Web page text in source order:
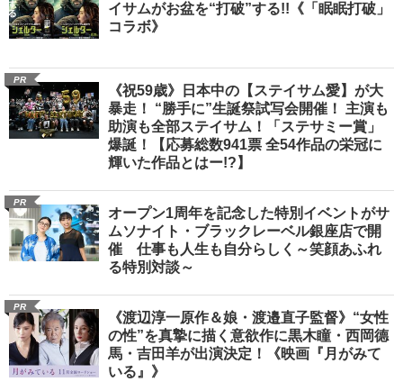
イサムがお盆を“打破”する!!《「眠眠打破」
コラボ》
PR
《祝59歳》日本中の【ステイサム愛】が大
暴走！ “勝手に”生誕祭試写会開催！ 主演も
助演も全部ステイサム！「ステサミー賞」
爆誕！【応募総数941票 全54作品の栄冠に
輝いた作品とはー!?】
PR
オープン1周年を記念した特別イベントがサ
ムソナイト・ブラックレーベル銀座店で開
催 仕事も人生も自分らしく～笑顔あふれ
る特別対談～
PR
《渡辺淳一原作＆娘・渡邉直子監督》“女性
の性”を真摯に描く意欲作に黒木瞳・西岡德
馬・吉田羊が出演決定！《映画『月がみて
いる』》